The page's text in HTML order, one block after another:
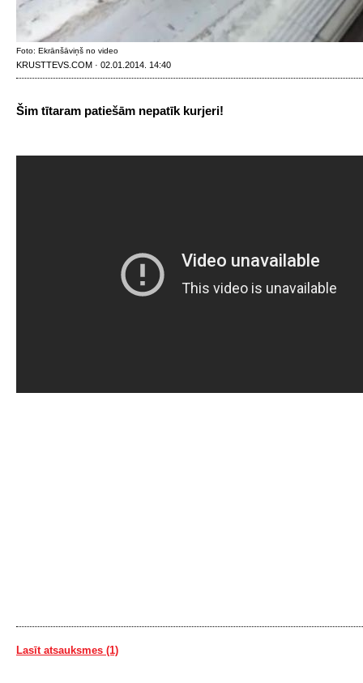
Foto: Ekrānšāviņš no video
KRUSTTEVS.COM · 02.01.2014. 14:40
Šim tītaram patiešām nepatīk kurjeri!
Lasīt atsauksmes (1)